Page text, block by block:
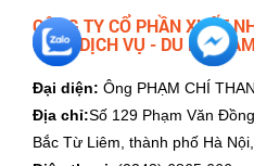
CÔNG TY CỔ PHẦN XUẤT
MẠI - DỊCH VỤ - DU LỊCH
Đại diện: Ông PHẠM CHÍ
Địa chỉ:Số 129 Phạm Văn
Bắc Từ Liêm, thành phố Hà